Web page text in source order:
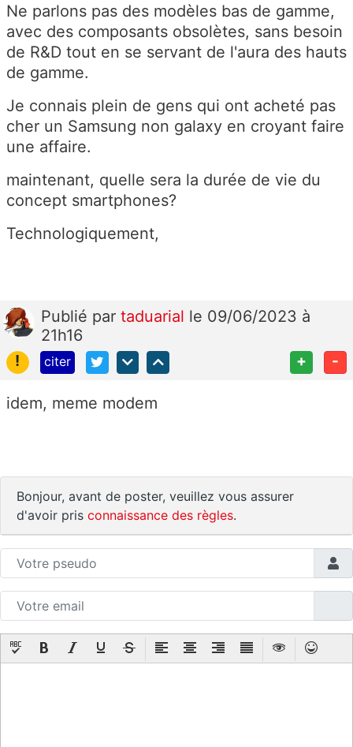
Ne parlons pas des modèles bas de gamme,
avec des composants obsolètes, sans besoin
de R&D tout en se servant de l'aura des hauts
de gamme.
Je connais plein de gens qui ont acheté pas
cher un Samsung non galaxy en croyant faire
une affaire.
maintenant, quelle sera la durée de vie du
concept smartphones?
Technologiquement,
Publié par taduarial le 09/06/2023 à
21h16
!
citer + -
idem, meme modem
Bonjour, avant de poster, veuillez vous assurer
d'avoir pris connaissance des règles.